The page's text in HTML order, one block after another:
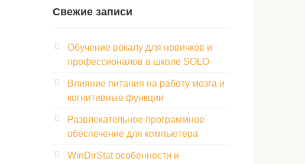
Свежие записи
Обучение вокалу для новичков и
профессионалов в школе SOLO
Влияние питания на работу мозга и
когнитивные функции
Развлекательное программное
обеспечение для компьютера
WinDirStat особенности и